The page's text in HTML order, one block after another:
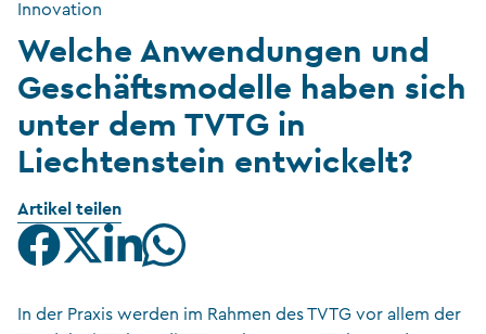
Innovation
Welche Anwendungen und
Geschäftsmodelle haben sich
unter dem TVTG in
Liechtenstein entwickelt?
Artikel teilen
In der Praxis werden im Rahmen des TVTG vor allem der